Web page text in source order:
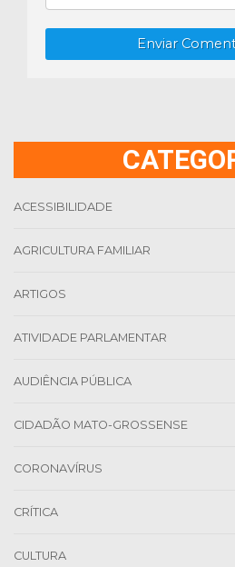
Enviar
ACESSIBILIDADE
AGRICULTURA FAMILIAR
ARTIGOS
ATIVIDADE PARLAMENTAR
AUDIÊNCIA PÚBLICA
CIDADÃO MATO-GROSSENSE
CORONAVÍRUS
CRÍTICA
CULTURA